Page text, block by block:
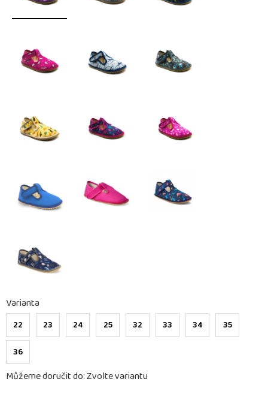
Varianta
22 23 24 25 32 33 34 35
36
Můžeme doručit do:Zvolte variantu